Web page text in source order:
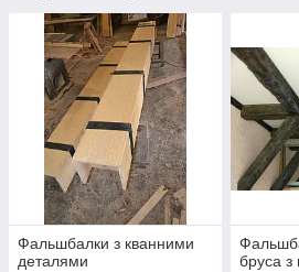
Фальшбалки з кванними
деталями
бруса з